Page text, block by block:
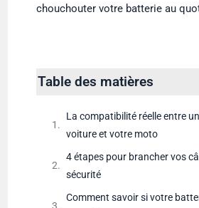
chouchouter votre batterie au
Table des matières
La compatibilité réelle entre
voiture et votre moto
4 étapes pour brancher vos
sécurité
Comment savoir si votre